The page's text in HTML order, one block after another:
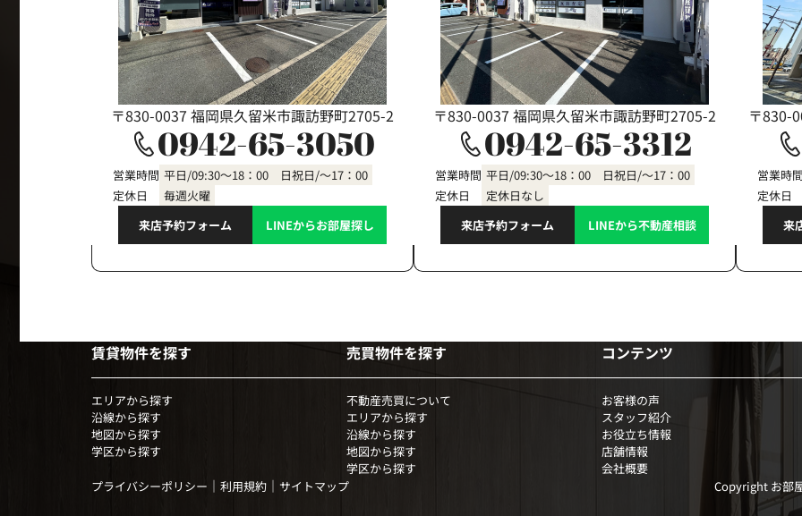
〒830-0037 福岡県久留米市諏訪野町2705-2
0942-65-3050
営業時間 平日/09:30～18：00 日祝日/～17：00
定休日
毎週火曜
来店予約フォーム
LINEからお部屋探し
〒830-0037 福岡県久留米市諏訪野町2705-2
0942-65-3312
営業時間 平日/09:30～18：00 日祝日/～17：00
定休日
定休日なし
来店予約フォーム
LINEから不動産相談
〒830-
営業時
定休日
来
賃貸物件を探す
エリアから探す
沿線から探す
地図から探す
学区から探す
売買物件を探す
不動産売買について
エリアから探す
沿線から探す
地図から探す
学区から探す
コンテンツ
お客様の声
スタッフ紹介
お役立ち情報
店舗情報
会社概要
プライバシーポリシー ｜ 利用規約 ｜ サイトマップ Copyright お部